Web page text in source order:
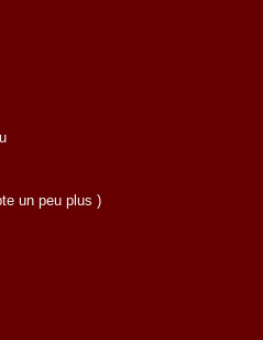
un peu plus )